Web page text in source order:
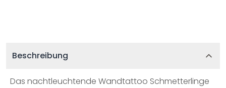
Beschreibung
Das nachtleuchtende Wandtattoo Schmetterlinge